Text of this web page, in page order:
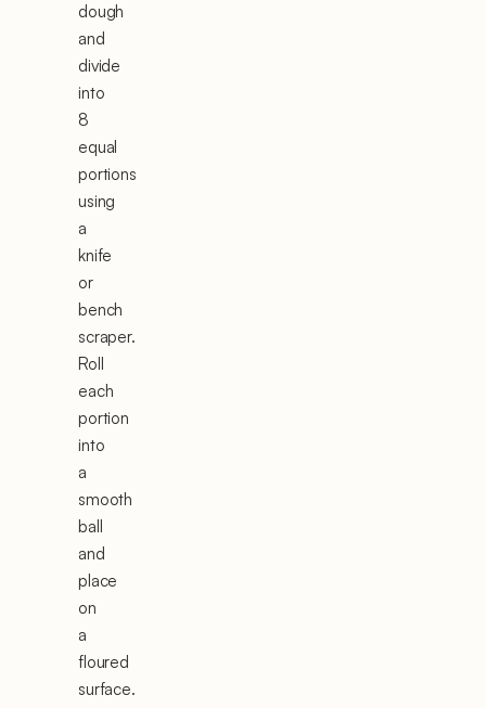
dough
and
divide
into
8
equal
portions
using
a
knife
or
bench
scraper.
Roll
each
portion
into
a
smooth
ball
and
place
on
a
floured
surface.